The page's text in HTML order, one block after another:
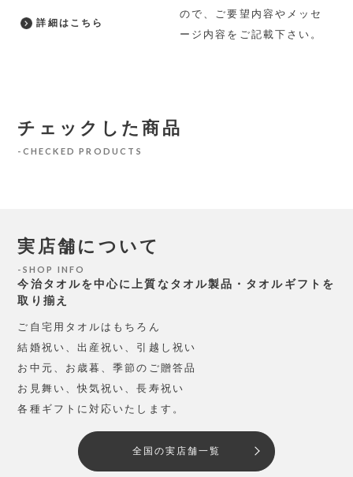
詳細はこちら
ので、ご要望内容やメッセ
ージ内容をご記載下さい。
チェックした商品
CHECKED PRODUCTS
実店舗について
SHOP INFO
今治タオルを中心に上質なタオル製品・タオルギフトを
取り揃え
ご自宅用タオルはもちろん
結婚祝い、出産祝い、引越し祝い
お中元、お歳暮、季節のご贈答品
お見舞い、快気祝い、長寿祝い
各種ギフトに対応いたします。
全国の実店舗一覧